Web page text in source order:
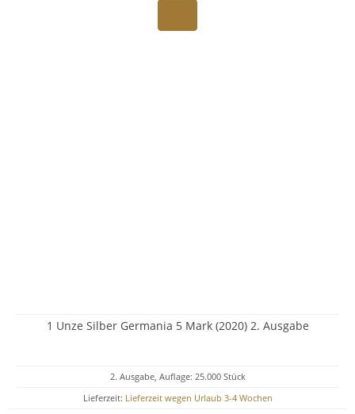
1 Unze Silber Germania 5 Mark (2020) 2. Ausgabe
2. Ausgabe, Auflage: 25.000 Stück
Lieferzeit: Lieferzeit wegen Urlaub 3-4 Wochen